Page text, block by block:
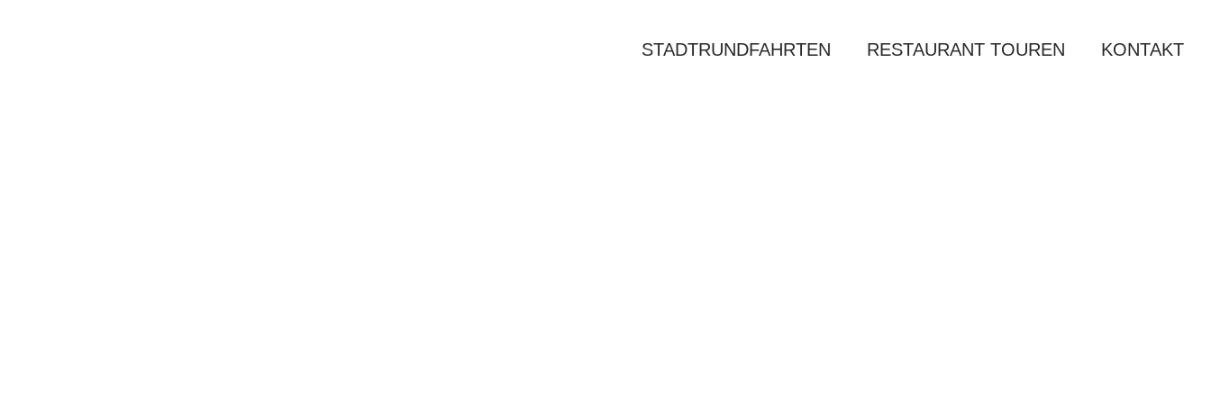
STADTRUNDFAHRTEN RESTAURANT TOUREN KONTAKT